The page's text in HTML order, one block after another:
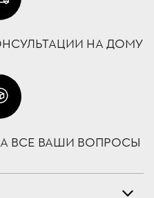
НА ДОМУ
ВСЕ ВАШИ ВОПРОСЫ